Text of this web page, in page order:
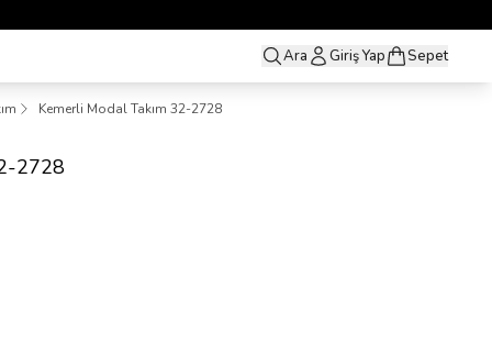
Ara Giriş Yap Sepet
Kemerli Modal Takım 32-2728
2728